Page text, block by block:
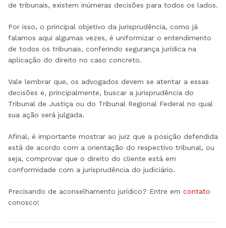
de tribunais, existem inúmeras decisões para todos os lados.
Por isso, o principal objetivo da jurisprudência, como já
falamos aqui algumas vezes, é uniformizar o entendimento
de todos os tribunais, conferindo segurança jurídica na
aplicação do direito no caso concreto.
Vale lembrar que, os advogados devem se atentar a essas
decisões e, principalmente, buscar a jurisprudência do
Tribunal de Justiça ou do Tribunal Regional Federal no qual
sua ação será julgada.
Afinal, é importante mostrar ao juiz que a posição defendida
está de acordo com a orientação do respectivo tribunal, ou
seja, comprovar que o direito do cliente está em
conformidade com a jurisprudência do judiciário.
Precisando de aconselhamento jurídico? Entre em contato
conosco!